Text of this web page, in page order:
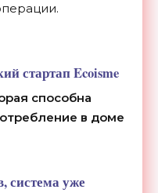
стартап Ecoisme
способна
в доме
система уже